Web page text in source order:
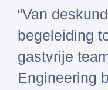
Design optimalisatie
Certificering
“Van
begeleiding
gastvrije
Engineering